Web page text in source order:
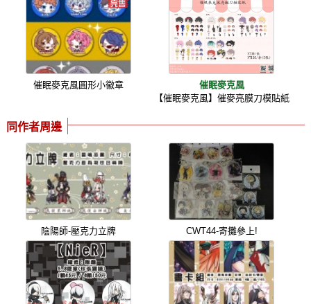
催眠麥克風圓形小徽章
催眠麥克風
【催眠麥克風】催麥亮膜刀模貼紙
同作者周邊
陰陽師-壓克力立牌 CWT44-寄攤參上!